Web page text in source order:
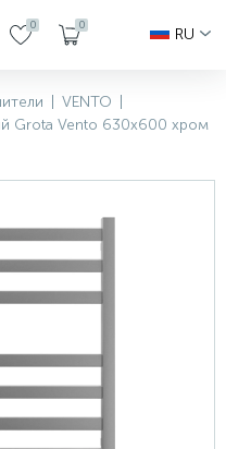
0 0
RU
VENTO
Grota Vento 630х600 хром